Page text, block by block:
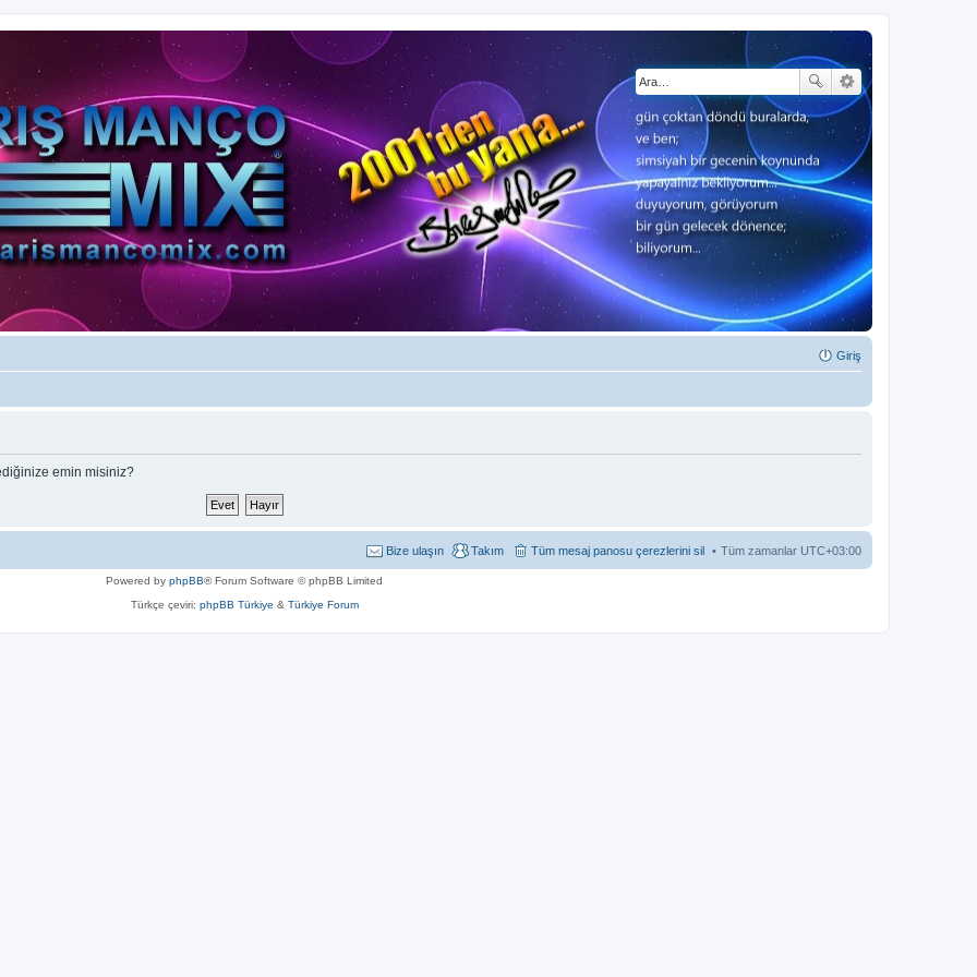
Giriş
emin misiniz?
Tüm zamanlar UTC+03:00
Tüm mesaj panosu çerezlerini sil
Takım
Bize ulaşın
Powered by phpBB® Forum Software © phpBB Limited
Türkçe çeviri: phpBB Türkiye & Türkiye Forum